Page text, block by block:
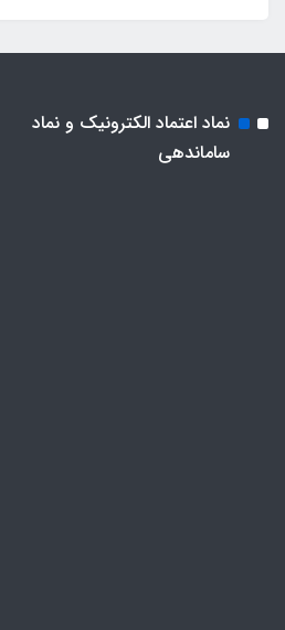
نماد اعتماد الکترونیک و نماد
ساماندهی